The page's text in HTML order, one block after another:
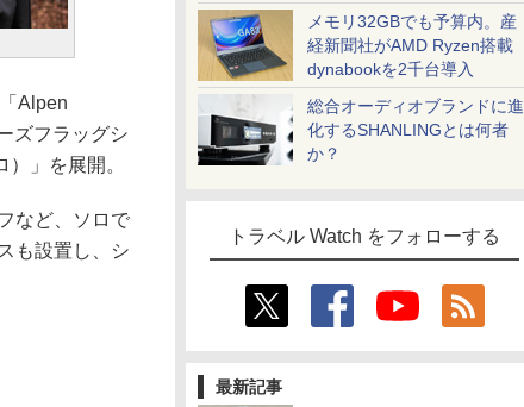
メモリ32GBでも予算内。産
経新聞社がAMD Ryzen搭載
dynabookを2千台導入
総合オーディオブランドに進
化するSHANLINGとは何者
か？
トラベル Watch をフォローする
最新記事
Alpen
ズフラッグシ
」を展開。
など、ソロで
も設置し、シ